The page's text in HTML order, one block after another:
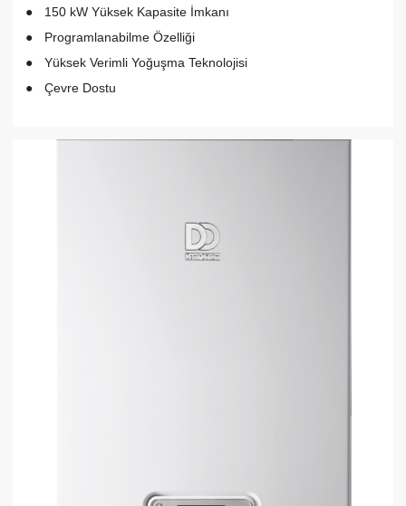
150 kW Yüksek Kapasite İmkanı
Programlanabilme Özelliği
Yüksek Verimli Yoğuşma Teknolojisi
Çevre Dostu